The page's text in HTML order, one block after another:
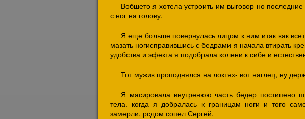
Вобшето я хотела устроить им выговор но
с ног на голову.
Я еще больше повернулась лицом к ним итак как
мазать ногисправившись с бедрами я начала втирать
удобства и эфекта я подобрала колени к сибе и
Тот мужик проподнялся на локтях- вот наглец, ну
Я масировала внутренюю часть бедер постипено
тела. когда я добралась к границам ноги и того
замерли, рсдом сопел Сергей.